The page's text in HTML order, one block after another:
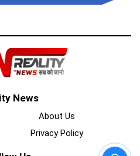
News
About Us
Privacy Policy